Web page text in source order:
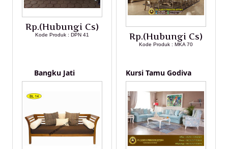
Rp.(Hubungi Cs)
Kode Produk : DPN 41 Rp.(Hubungi Cs)
Kode Produk : MKA 70
Bangku Jati Kursi Tamu Godiva